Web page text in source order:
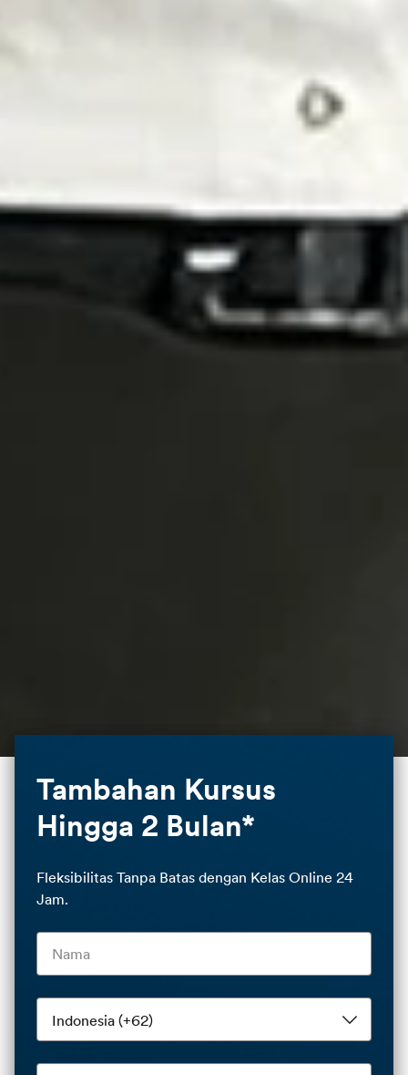
Tambahan Kursus
Hingga 2 Bulan*
Fleksibilitas Tanpa Batas dengan Kelas Online 24
Jam.